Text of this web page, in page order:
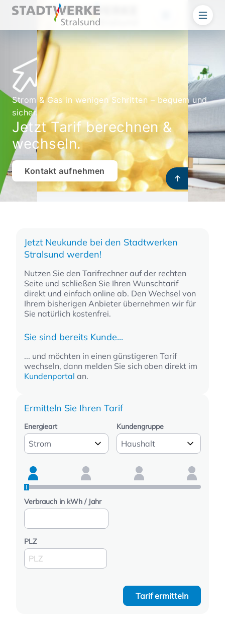
Strom & Gas in wenigen Schritten – bequem und
sicher.
Jetzt Tarif berechnen &
wechseln.
Kontakt aufnehmen